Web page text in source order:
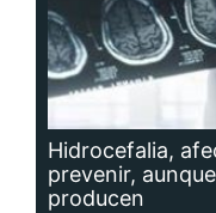
Hidrocefalia,
prevenir,
producen